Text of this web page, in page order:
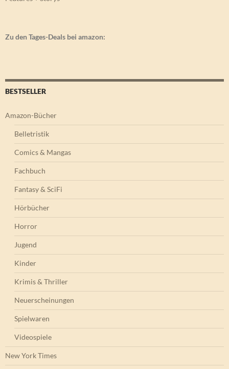
Zu den Tages-Deals bei amazon:
BESTSELLER
Amazon-Bücher
Belletristik
Comics & Mangas
Fachbuch
Fantasy & SciFi
Hörbücher
Horror
Jugend
Kinder
Krimis & Thriller
Neuerscheinungen
Spielwaren
Videospiele
New York Times